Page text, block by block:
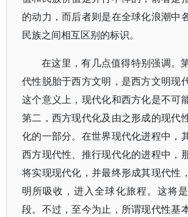
的动力，而后者则是在全球化浪潮中
民族之间相互区别的标识。
在这里，有几点值得特别强调。
代性脱胎于西方文明，是西方文明现
这个意义上，现代化和西方化是不可
第二，西方现代化及由之形成的现代
化的一部分。在世界现代化进程中，
西方现代性、推行现代化的进程中，
将实现现代化，并最终形成其现代性
明所吸收，进入全球化旅程。这将
段。不过，至今为止，所谓现代性基